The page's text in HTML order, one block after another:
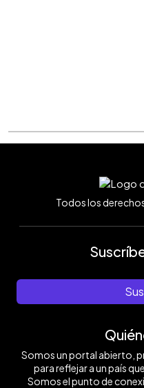
Todos los
Somos un portal abierto,
para reflejar a un país
Somos el punto de